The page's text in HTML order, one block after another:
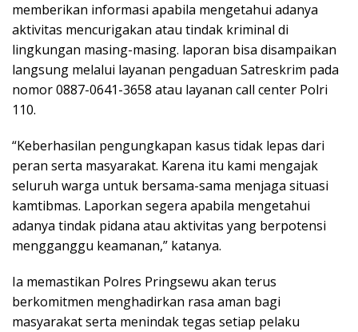
memberikan informasi apabila mengetahui adanya
aktivitas mencurigakan atau tindak kriminal di
lingkungan masing-masing. laporan bisa disampaikan
langsung melalui layanan pengaduan Satreskrim pada
nomor 0887-0641-3658 atau layanan call center Polri
110.
“Keberhasilan pengungkapan kasus tidak lepas dari
peran serta masyarakat. Karena itu kami mengajak
seluruh warga untuk bersama-sama menjaga situasi
kamtibmas. Laporkan segera apabila mengetahui
adanya tindak pidana atau aktivitas yang berpotensi
mengganggu keamanan,” katanya.
Ia memastikan Polres Pringsewu akan terus
berkomitmen menghadirkan rasa aman bagi
masyarakat serta menindak tegas setiap pelaku